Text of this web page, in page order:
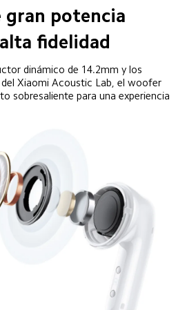
gran potencia
fidelidad
dinámico de 14.2mm y los
Xiaomi Acoustic Lab, el woofer
sobresaliente para una experiencia